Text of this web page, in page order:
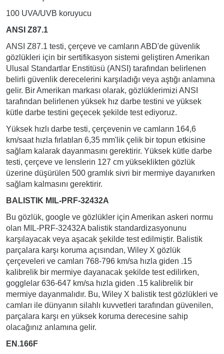
100 UVA/UVB koruyucu
ANSI Z87.1
ANSI Z87.1 testi, çerçeve ve camların ABD'de güvenlik
gözlükleri için bir sertifikasyon sistemi geliştiren Amerikan
Ulusal Standartlar Enstitüsü (ANSI) tarafından belirlenen
belirli güvenlik derecelerini karşıladığı veya aştığı anlamına
gelir. Bir Amerikan markası olarak, gözlüklerimizi ANSI
tarafından belirlenen yüksek hız darbe testini ve yüksek
kütle darbe testini geçecek şekilde test ediyoruz.
Yüksek hızlı darbe testi, çerçevenin ve camların 164,6
km/saat hızla fırlatılan 6,35 mm'lik çelik bir topun etkisine
sağlam kalarak dayanmasını gerektirir. Yüksek kütle darbe
testi, çerçeve ve lenslerin 127 cm yükseklikten gözlük
üzerine düşürülen 500 gramlık sivri bir mermiye dayanırken
sağlam kalmasını gerektirir.
BALISTIK MIL-PRF-32432A
Bu gözlük, google ve gözlükler için Amerikan askeri normu
olan MIL-PRF-32432A balistik standardizasyonunu
karşılayacak veya aşacak şekilde test edilmiştir. Balistik
parçalara karşı koruma açısından, Wiley X gözlük
çerçeveleri ve camları 768-796 km/sa hızla giden .15
kalibrelik bir mermiye dayanacak şekilde test edilirken,
gogglelar 636-647 km/sa hızla giden .15 kalibrelik bir
mermiye dayanmalıdır. Bu, Wiley X balistik test gözlükleri ve
camları ile dünyanın silahlı kuvvetleri tarafından güvenilen,
parçalara karşı en yüksek koruma derecesine sahip
olacağınız anlamına gelir.
EN.166F